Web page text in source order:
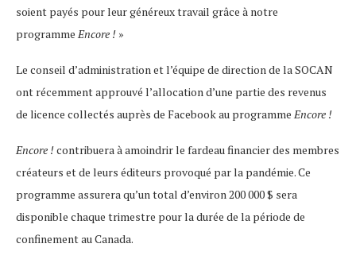
soient payés pour leur généreux travail grâce à notre
programme Encore ! »
Le conseil d’administration et l’équipe de direction de la SOCAN
ont récemment approuvé l’allocation d’une partie des revenus
de licence collectés auprès de Facebook au programme Encore !
Encore !contribuera à amoindrir le fardeau financier des membres
créateurs et de leurs éditeurs provoqué par la pandémie. Ce
programme assurera qu’un total d’environ 200 000 $ sera
disponible chaque trimestre pour la durée de la période de
confinement au Canada.